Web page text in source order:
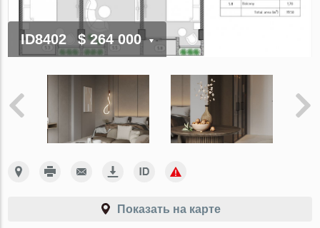
ID8402 $ 264 000
Показать на карте